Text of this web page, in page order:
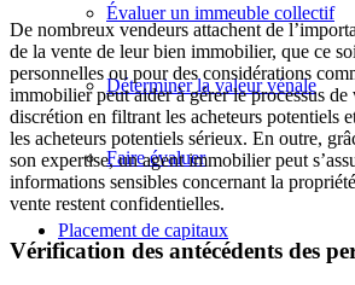
Évaluer un immeuble collectif
Déterminer la valeur vénale
Faire évaluer
Placement de capitaux
De nombreux vendeurs attachent de
de la vente de leur bien immobilier, que ce
personnelles ou pour des considérations
immobilier peut aider à gérer le processus de
discrétion en filtrant les acheteurs potentiels
les acheteurs potentiels sérieux. En outre,
son expertise, un agent immobilier peut
informations sensibles concernant la
vente restent confidentielles.
Vérification des antécédents des